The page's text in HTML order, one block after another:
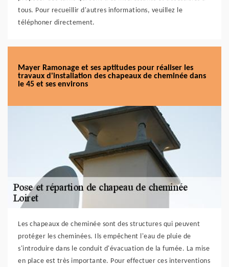
tous. Pour recueillir d'autres informations, veuillez le
téléphoner directement.
Mayer Ramonage et ses aptitudes pour réaliser les
travaux d'installation des chapeaux de cheminée dans
le 45 et ses environs
Les chapeaux de cheminée sont des structures qui peuvent
protéger les cheminées. Ils empêchent l'eau de pluie de
s'introduire dans le conduit d'évacuation de la fumée. La mise
en place est très importante. Pour effectuer ces interventions